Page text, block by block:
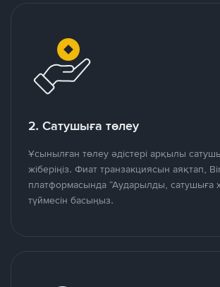
2. Сатушыға төлеу
Ұсынылған төлеу әдістері арқылы
жіберіңіз. Фиат транзакциясын аяқтап,
платформасында “Аударылды, сатушыға
түймесін басыңыз.